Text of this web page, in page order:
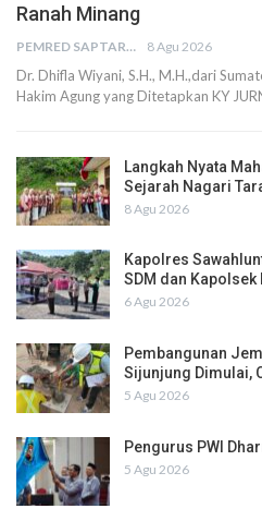
Ranah Minang
PEMRED SAPTARIUS 8 Agu 2026
Dr. Dhifla Wiyani, S.H., M.H.,dari
Hakim Agung yang Ditetapkan KY
Langkah Nyata
Sejarah Nagari
8 Agu 2026
Kapolres
SDM dan Kapolsek
6 Agu 2026
Pembangunan
Sijunjung Dimulai,
5 Agu 2026
Pengurus PWI
5 Agu 2026